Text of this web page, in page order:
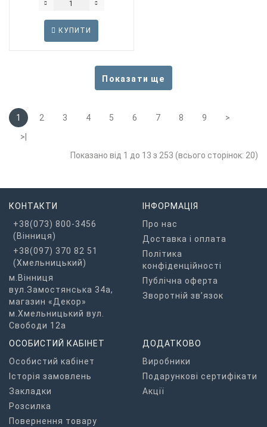
КУПИТИ
Показати ще
1 2 3 4 5 6 7 8 9
>
>|
Показано від 1 до 13 з 253 (всього сторінок: 20)
КОНТАКТИ
+38(073) 800-3456
(Вінниця)
+38(097) 370 82 51
(Хмельницький)
м.Вінниця
вул.Замостянська 34а,
магазин «Декор»
м.Хмельницький вул.
Свободи 12а
ІНФОРМАЦІЯ
Про нас
Доставка і оплата
Політика
конфіденційності
Публічна оферта
Зворотній зв’язок
ОСОБИСТИЙ КАБІНЕТ
Особистий кабінет
Історія замовлень
Закладки
Розсилка
Повернення товару
ДОДАТКОВО
Виробники
Подарункові сертифікати
Акції